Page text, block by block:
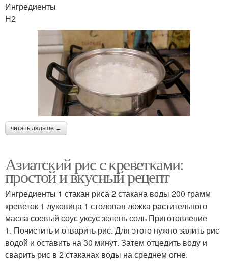
Ингредиенты
H2
читать дальше →
Азиатский рис с креветками:
простой и вкусный рецепт
Ингредиенты 1 стакан риса 2 стакана воды 200 грамм
креветок 1 луковица 1 столовая ложка растительного
масла соевый соус уксус зелень соль Приготовление
1. Почистить и отварить рис. Для этого нужно залить рис
водой и оставить на 30 минут. Затем отцедить воду и
сварить рис в 2 стаканах воды на среднем огне.